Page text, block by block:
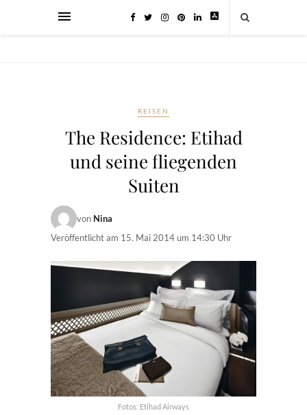
REISEN
The Residence: Etihad
und seine fliegenden
Suiten
von Nina
Veröffentlicht am 15. Mai 2014 um 14:30 Uhr
Fotos: Etihad Airways